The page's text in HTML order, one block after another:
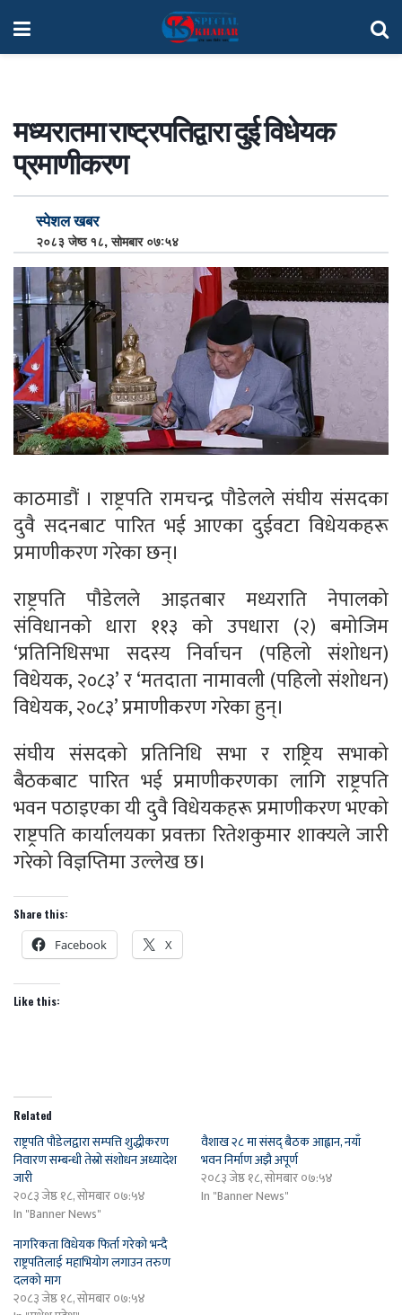
मध्यरातमा राष्ट्रपतिद्वारा दुई विधेयक
प्रमाणीकरण
स्पेशल खबर
२०८३ जेष्ठ १८, सोमबार ०७:५४
काठमाडौं । राष्ट्रपति रामचन्द्र पौडेलले संघीय संसदका
दुवै सदनबाट पारित भई आएका दुईवटा विधेयकहरू
प्रमाणीकरण गरेका छन्।
राष्ट्रपति पौडेलले आइतबार मध्यराति नेपालको
संविधानको धारा ११३ को उपधारा (२) बमोजिम
‘प्रतिनिधिसभा सदस्य निर्वाचन (पहिलो संशोधन)
विधेयक, २०८३’ र ‘मतदाता नामावली (पहिलो संशोधन)
विधेयक, २०८३’ प्रमाणीकरण गरेका हुन्।
संघीय संसदको प्रतिनिधि सभा र राष्ट्रिय सभाको
बैठकबाट पारित भई प्रमाणीकरणका लागि राष्ट्रपति
भवन पठाइएका यी दुवै विधेयकहरू प्रमाणीकरण भएको
राष्ट्रपति कार्यालयका प्रवक्ता रितेशकुमार शाक्यले जारी
गरेको विज्ञप्तिमा उल्लेख छ।
Share this:
Facebook X
Like this:
Related
राष्ट्रपति पौडेलद्वारा सम्पत्ति शुद्धीकरण
निवारण सम्बन्धी तेस्रो संशोधन अध्यादेश
जारी
२०८३ जेष्ठ १८, सोमबार ०७:५४
In "Banner News"
वैशाख २८ मा संसद् बैठक आह्वान, नयाँ
भवन निर्माण अझै अपूर्ण
२०८३ जेष्ठ १८, सोमबार ०७:५४
In "Banner News"
नागरिकता विधेयक फिर्ता गरेको भन्दै
राष्ट्रपतिलाई महाभियोग लगाउन तरुण
दलको माग
२०८३ जेष्ठ १८, सोमबार ०७:५४